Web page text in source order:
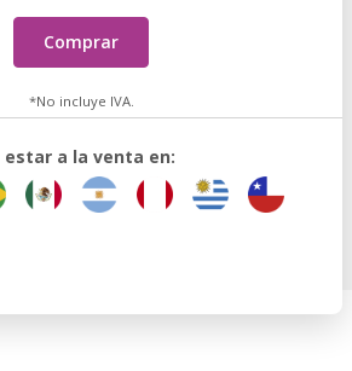
Comprar
*No incluye IVA.
estar a la venta en: